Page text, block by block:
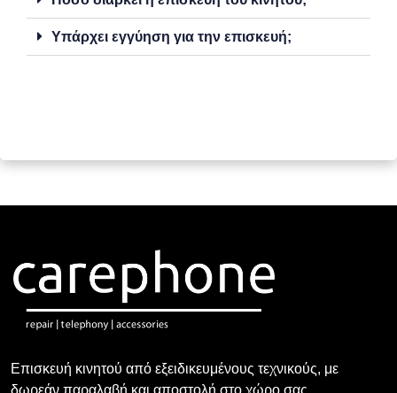
Υπάρχει εγγύηση για την επισκευή;
Επισκευή κινητού από εξειδικευμένους τεχνικούς, με